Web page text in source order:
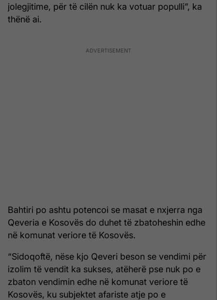
jolegjitime, për të cilën nuk ka votuar populli”, ka
thënë ai.
Bahtiri po ashtu potencoi se masat e nxjerra nga
Qeveria e Kosovës do duhet të zbatoheshin edhe
në komunat veriore të Kosovës.
“Sidoqoftë, nëse kjo Qeveri beson se vendimi për
izolim të vendit ka sukses, atëherë pse nuk po e
zbaton vendimin edhe në komunat veriore të
Kosovës, ku subjektet afariste atje po e